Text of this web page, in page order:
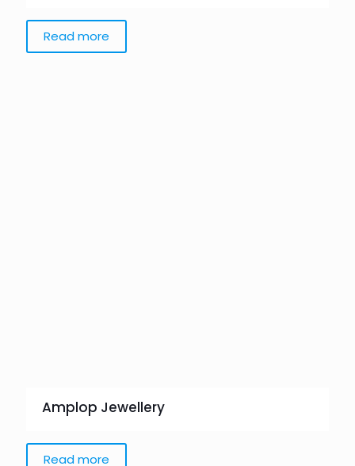
Read more
Amplop Jewellery
Read more